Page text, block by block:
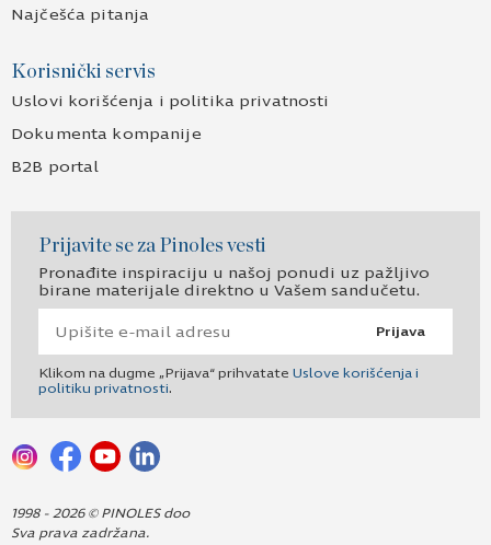
Najčešća pitanja
Korisnički servis
Uslovi korišćenja i politika privatnosti
Dokumenta kompanije
B2B portal
Prijavite se za Pinoles vesti
Pronađite inspiraciju u našoj ponudi uz pažljivo
birane materijale direktno u Vašem sandučetu.
Prijava
Klikom na dugme „Prijava“ prihvatate Uslove korišćenja i
politiku privatnosti.
1998 - 2026 © PINOLES doo
Sva prava zadržana.